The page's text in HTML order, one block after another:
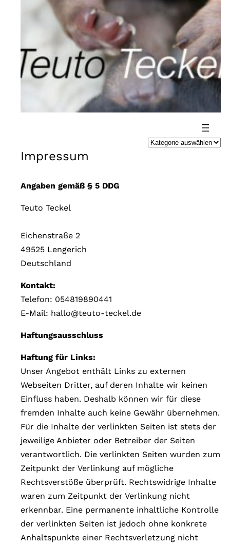
Direkt
wechseln
K
Impressum
Angaben gemäß § 5 DDG
Teuto Teckel
Eichenstraße 2
49525 Lengerich
Deutschland
Kontakt:
Telefon: 054819890441
E-Mail: hallo@teuto-teckel.de
Haftungsausschluss
Haftung für Links:
Unser Angebot enthält Links zu externen
Webseiten Dritter, auf deren Inhalte wir keinen
Einfluss haben. Deshalb können wir für diese
fremden Inhalte auch keine Gewähr übernehmen.
Für die Inhalte der verlinkten Seiten ist stets der
jeweilige Anbieter oder Betreiber der Seiten
verantwortlich. Die verlinkten Seiten wurden zum
Zeitpunkt der Verlinkung auf mögliche
Rechtsverstöße überprüft. Rechtswidrige Inhalte
waren zum Zeitpunkt der Verlinkung nicht
erkennbar. Eine permanente inhaltliche Kontrolle
der verlinkten Seiten ist jedoch ohne konkrete
Anhaltspunkte einer Rechtsverletzung nicht